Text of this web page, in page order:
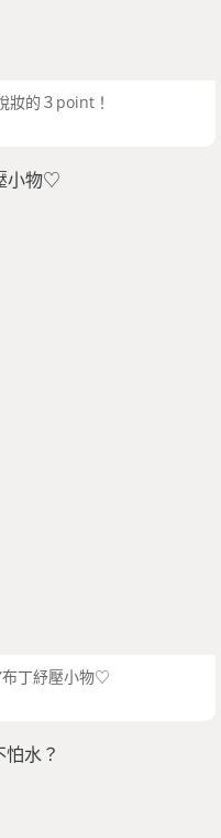
妝的３point！
布丁紓壓小物♡